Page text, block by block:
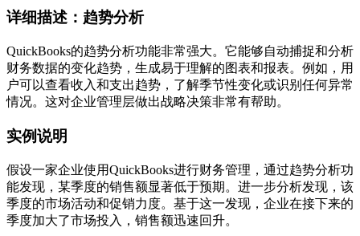
详细描述：趋势分析
QuickBooks的趋势分析功能非常强大。它能够自动捕捉和分析
财务数据的变化趋势，生成易于理解的图表和报表。例如，用
户可以查看收入和支出趋势，了解季节性变化或识别任何异常
情况。这对企业管理层做出战略决策非常有帮助。
实例说明
假设一家企业使用QuickBooks进行财务管理，通过趋势分析功
能发现，某季度的销售额显著低于预期。进一步分析发现，该
季度的市场活动和促销力度。基于这一发现，企业在接下来的
季度加大了市场投入，销售额迅速回升。